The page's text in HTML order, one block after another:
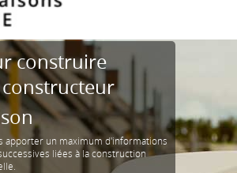
construire
apporter un maximum d'informations
liées à la construction